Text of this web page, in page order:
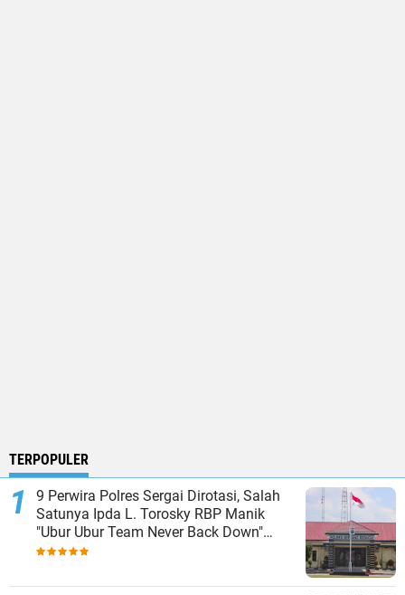
TERPOPULER
9 Perwira Polres Sergai Dirotasi, Salah
Satunya Ipda L. Torosky RBP Manik
"Ubur Ubur Team Never Back Down"
Menempati Polsek Dolok Masihul